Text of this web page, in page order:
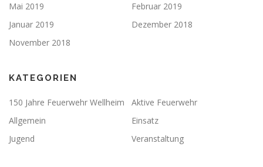
Mai 2019
Februar 2019
Januar 2019
Dezember 2018
November 2018
KATEGORIEN
150 Jahre Feuerwehr Wellheim
Aktive Feuerwehr
Allgemein
Einsatz
Jugend
Veranstaltung